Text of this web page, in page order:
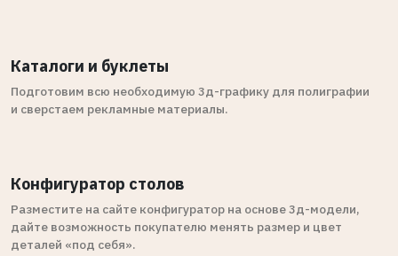
Каталоги и буклеты
Подготовим всю необходимую 3д-графику для полиграфии
и сверстаем рекламные материалы.
Конфигуратор столов
Разместите на сайте конфигуратор на основе 3д-модели,
дайте возможность покупателю менять размер и цвет
деталей «под себя».